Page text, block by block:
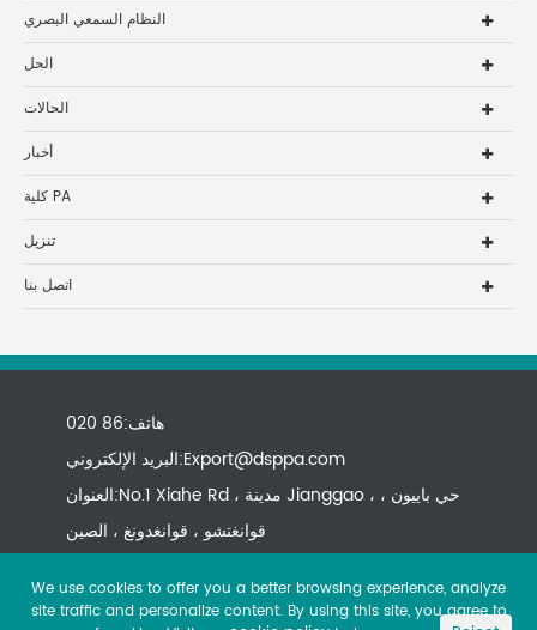
النظام السمعي البصري
الحل
الحالات
أخبار
كلية PA
تنزيل
اتصل بنا
هاتف:86 020
البريد الإلكتروني:Export@dsppa.com
العنوان:No.1 Xiahe Rd ، مدينة Jianggao ، حي باييون ،
قوانغتشو ، قوانغدونغ ، الصين
We use cookies to offer you a better browsing experience, analyze
site traffic and personalize content. By using this site, you agree to